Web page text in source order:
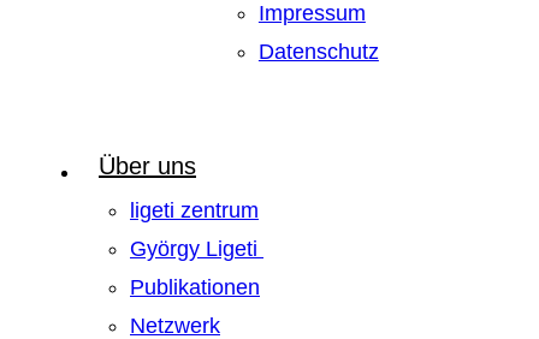
Impressum
Datenschutz
Über uns
ligeti zentrum
György Ligeti
Publikationen
Netzwerk